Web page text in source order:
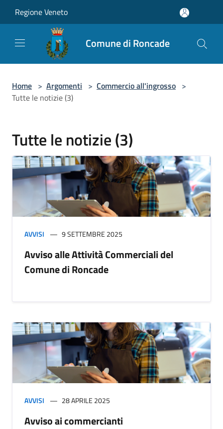
Regione Veneto
Comune di Roncade
Home > Argomenti > Commercio all'ingrosso >
Tutte le notizie (3)
Tutte le notizie (3)
AVVISI 9 SETTEMBRE 2025
Avviso alle Attività Commerciali del
Comune di Roncade
AVVISI 28 APRILE 2025
Avviso ai commercianti